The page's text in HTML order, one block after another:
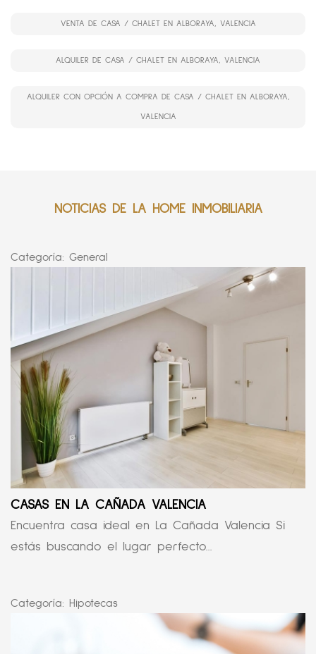
VENTA DE CASA / CHALET EN ALBORAYA, VALENCIA
ALQUILER DE CASA / CHALET EN ALBORAYA, VALENCIA
ALQUILER CON OPCIÓN A COMPRA DE CASA / CHALET EN ALBORAYA,
VALENCIA
NOTICIAS DE LA HOME INMOBILIARIA
Categoría: General
CASAS EN LA CAÑADA VALENCIA
Encuentra casa ideal en La Cañada Valencia Si
estás buscando el lugar perfecto...
Categoría: Hipotecas